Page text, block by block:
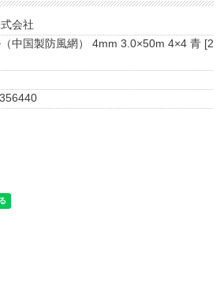
会社
中国製防風網） 4mm 3.0×50m 4×4 青 [2